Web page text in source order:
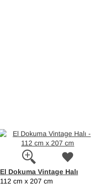
El Dokuma Vintage Halı
112 cm x 207 cm